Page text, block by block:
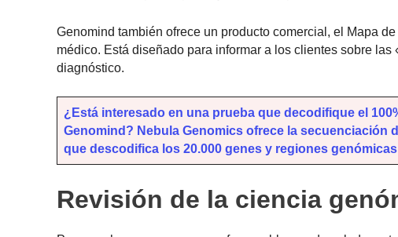
Genomind también ofrece un producto comercial, el Mapa
médico. Está diseñado para informar a los clientes sobre
diagnóstico.
¿Está interesado en una prueba que decodifique el
Genomind? Nebula Genomics ofrece la secuenciación
que descodifica los 20.000 genes y regiones
Revisión de la ciencia